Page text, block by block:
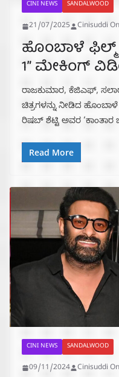
CINI NEWS SANDALWOOD
21/07/2025 Cinisuddi
ಹೊಂಬಾಳೆ
1” ಮೇಕಿಂಗ್
ರಾಜಕುಮಾರ, ಕೆಜಿಎಫ್,
ಚಿತ್ರಗಳನ್ನು ನೀಡಿದ
ರಿಷಬ್ ಶೆಟ್ಟಿ ಅವರ ‘ಕಾಂತಾರ
Read More
CINI NEWS SANDALWOOD
09/11/2024 Cinisuddi